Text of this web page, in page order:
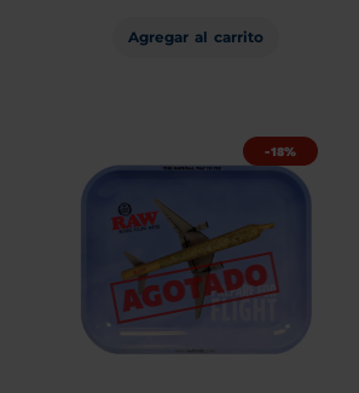
Agregar al carrito
-18%